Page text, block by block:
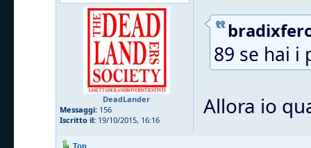
DeadLander
Messaggi: 156
Iscritto il: 19/10/2015, 16:16
89 se hai i
Allora io
Top